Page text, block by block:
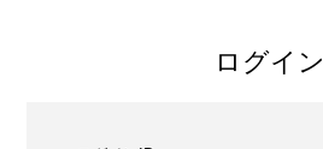
ログイン